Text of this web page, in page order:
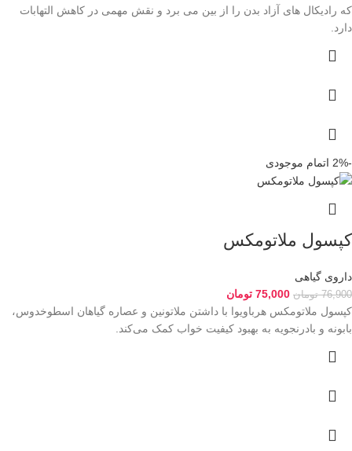
که رادیکال های آزاد بدن را از بین می برد و نقش مهمی در کاهش التهابات
دارد.
-2% اتمام موجودی
کپسول ملاتومکس
داروی گیاهی
76,900 تومان 75,000 تومان
کپسول ملاتومکس هرباویوا با داشتن ملاتونین و عصاره گیاهان اسطوخدوس،
بابونه و بادرنجویه به بهبود کیفیت خواب کمک می‌کند.